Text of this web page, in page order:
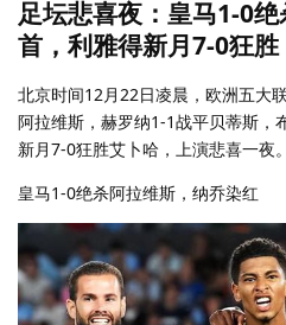
足坛悲喜夜：皇马1-0
首，利雅得新月7-0狂胜
北京时间12月22日凌晨，欧洲五大
阿拉维斯，赫罗纳1-1战平贝蒂斯，
新月7-0狂胜艾卜哈，上演悲喜一夜。
皇马1-0绝杀阿拉维斯，纳乔染红